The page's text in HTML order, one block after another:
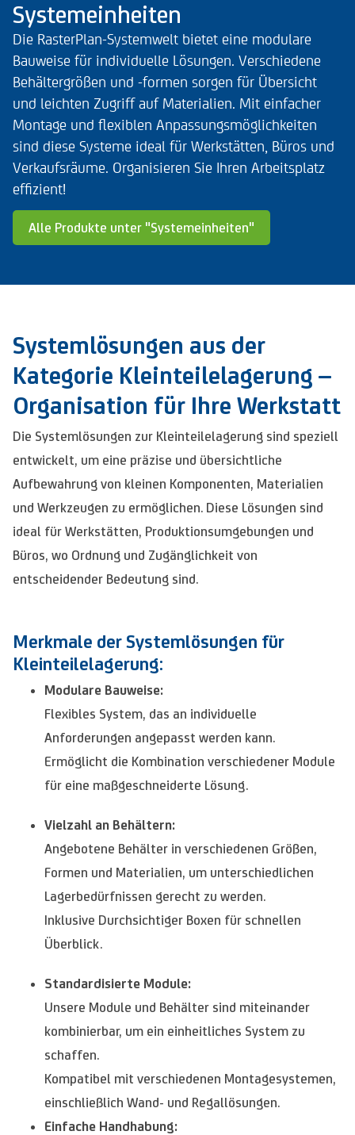
Systemeinheiten
Die RasterPlan-Systemwelt bietet eine modulare
Bauweise für individuelle Lösungen. Verschiedene
Behältergrößen und -formen sorgen für Übersicht
und leichten Zugriff auf Materialien. Mit einfacher
Montage und flexiblen Anpassungsmöglichkeiten
sind diese Systeme ideal für Werkstätten, Büros und
Verkaufsräume. Organisieren Sie Ihren Arbeitsplatz
effizient!
Alle Produkte unter "Systemeinheiten"
Systemlösungen aus der
Kategorie Kleinteilelagerung –
Organisation für Ihre Werkstatt
Die Systemlösungen zur Kleinteilelagerung sind speziell
entwickelt, um eine präzise und übersichtliche
Aufbewahrung von kleinen Komponenten, Materialien
und Werkzeugen zu ermöglichen. Diese Lösungen sind
ideal für Werkstätten, Produktionsumgebungen und
Büros, wo Ordnung und Zugänglichkeit von
entscheidender Bedeutung sind.
Merkmale der Systemlösungen für
Kleinteilelagerung:
Modulare Bauweise:
Flexibles System, das an individuelle
Anforderungen angepasst werden kann.
Ermöglicht die Kombination verschiedener Module
für eine maßgeschneiderte Lösung.
Vielzahl an Behältern:
Angebotene Behälter in verschiedenen Größen,
Formen und Materialien, um unterschiedlichen
Lagerbedürfnissen gerecht zu werden.
Inklusive Durchsichtiger Boxen für schnellen
Überblick.
Standardisierte Module:
Unsere Module und Behälter sind miteinander
kombinierbar, um ein einheitliches System zu
schaffen.
Kompatibel mit verschiedenen Montagesystemen,
einschließlich Wand- und Regallösungen.
Einfache Handhabung: